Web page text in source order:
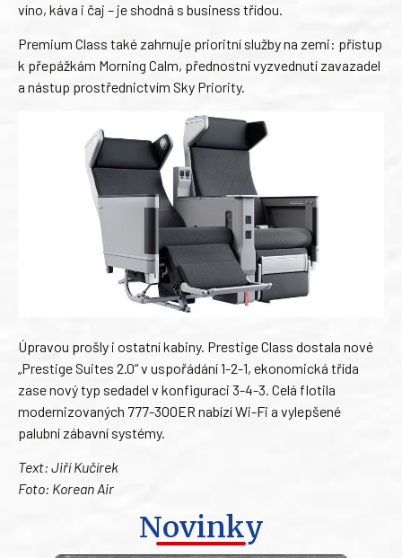
víno, káva i čaj – je shodná s business třídou.
Premium Class také zahrnuje prioritní služby na zemi: přístup
k přepážkám Morning Calm, přednostní vyzvednutí zavazadel
a nástup prostřednictvím Sky Priority.
Úpravou prošly i ostatní kabiny. Prestige Class dostala nové
„Prestige Suites 2.0“ v uspořádání 1-2-1, ekonomická třída
zase nový typ sedadel v konfiguraci 3-4-3. Celá flotila
modernizovaných 777-300ER nabízí Wi-Fi a vylepšené
palubní zábavní systémy.
Text: Jiří Kučírek
Foto: Korean Air
Novinky